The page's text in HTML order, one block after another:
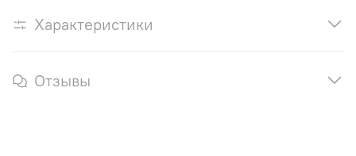
Характеристики
Отзывы